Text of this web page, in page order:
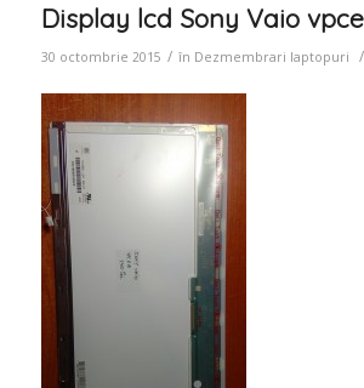
Display lcd Sony Vaio
30 octombrie 2015 / în Dezmembrari laptopuri /